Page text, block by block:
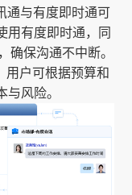
通与有度即时通可
用有度即时通，同
确保沟通不中断。
用户可根据预算和
风险。